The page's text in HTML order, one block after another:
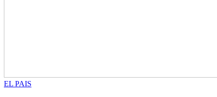
EL PAIS